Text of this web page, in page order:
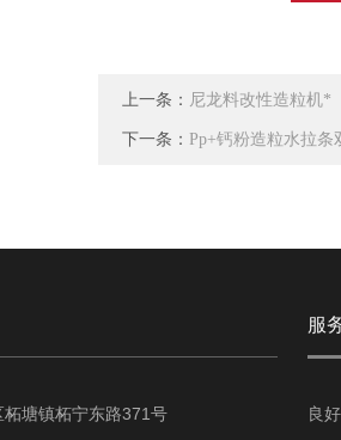
上一条： 尼龙料改性造粒机*
下一条： Pp+钙粉造粒水拉
塘镇柘宁东路371号
服
良